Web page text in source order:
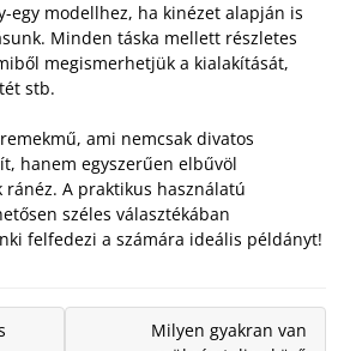
egy modellhez, ha kinézet alapján is
Minden táska mellett részletes
megismerhetjük a kialakítását,
stb.
ami nemcsak divatos
hanem egyszerűen elbűvöl
ránéz. A praktikus használatú
széles választékában
felfedezi a számára ideális példányt!
Milyen gyakran van